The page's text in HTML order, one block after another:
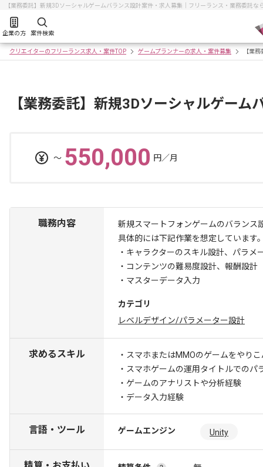
【業務委託】新規3Dソーシャルゲームバランス設計案件・求人募集｜フリーランス・業務委託な
企業の方 案件検索
クリエイターのフリーランス求人・案件TOP ゲームプランナーの求人・案件募集 【業
【業務委託】新規3Dソーシャルゲーム
〜 550,000 円／月
職務内容
新規スマートフォンゲームのバランス
具体的には下記作業を想定しています
・キャラクターのスキル設計、パラメ
・コンテンツの難易度設計、報酬設計
・マスターデータ入力
カテゴリ
レベルデザイン/パラメーター設計
求めるスキル
・スマホまたはMMOのゲームをやり
・スマホゲームの運用タイトルでのパ
・ゲームのアナリストや分析経験
・データ入力経験
言語・ツール ゲームエンジン Unity